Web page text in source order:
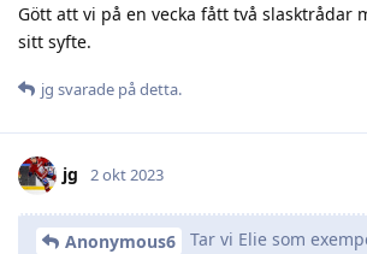
Gött att vi på en vecka fått två slasktrådar
sitt syfte.
jg svarade på detta.
jg 2 okt 2023
Anonymous6
Tar vi Elie som